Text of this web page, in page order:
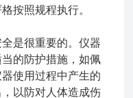
按照规程执行。
是很重要的。仪器
的防护措施，如佩
使用过程中产生的
以防对人体造成伤